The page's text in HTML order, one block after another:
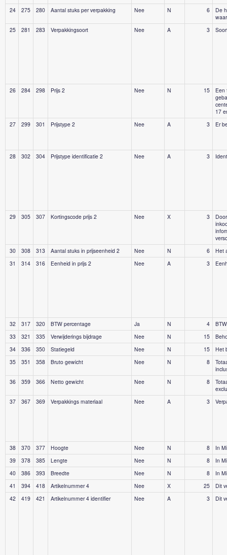
24 275 280 Aantal stuks per verpakking Nee N 6
De
25
281 283 Verpakkingsoort Nee A 3
26 284 298 Prijs 2 Nee N 15
Een
17
27
299 301 Prijstype 2 Nee A 3 Er
28 302 304 Prijstype identificatie 2 Nee A 3
29 305 307 Kortingscode prijs 2 Nee X 3
30
308 313 Aantal stuks in prijseenheid 2 Nee N 6
Het
31
314 316 Eenheid in prijs 2 Nee A 3
32 317 320 BTW percentage Ja N 4
33
321 335 Verwijderings bijdrage Nee N 15
34
336 350 Statiegeld Nee N 15
Het
35
351 358 Bruto gewicht Nee N 8
36
359 366 Netto gewicht Nee N 8
37
367 369 Verpakkings materiaal Nee A 3
38 370 377 Hoogte Nee N 8
In
39
378 385 Lengte Nee N 8
In
40
386 393 Breedte Nee N 8
In
41
394 418 Artikelnummer 4 Nee X 25
Dit
42
419 421 Artikelnummer 4 identifier Nee A 3 Dit